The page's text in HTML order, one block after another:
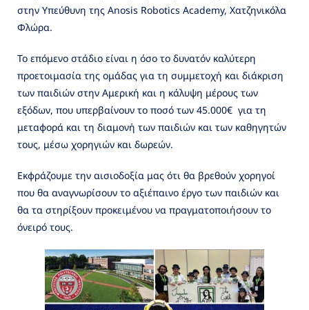
στην Υπεύθυνη της Anosis Robotics Academy, Χατζηνικόλα
Φλώρα.
Το επόμενο στάδιο είναι η όσο το δυνατόν καλύτερη
προετοιμασία της ομάδας για τη συμμετοχή και διάκριση
των παιδιών στην Αμερική και η κάλυψη μέρους των
εξόδων, που υπερβαίνουν το ποσό των 45.000€ για τη
μεταφορά και τη διαμονή των παιδιών και των καθηγητών
τους, μέσω χορηγιών και δωρεών.
Εκφράζουμε την αισιοδοξία μας ότι θα βρεθούν χορηγοί
που θα αναγνωρίσουν το αξιέπαινο έργο των παιδιών και
θα τα στηρίξουν προκειμένου να πραγματοποιήσουν το
όνειρό τους.